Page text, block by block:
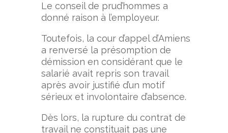
Le conseil de prud’hommes a
donné raison à l’employeur.
Toutefois, la cour d’appel d’Amiens
a renversé la présomption de
démission en considérant que le
salarié avait repris son travail
après avoir justifié d’un motif
sérieux et involontaire d’absence.
Dès lors, la rupture du contrat de
travail ne constituait pas une